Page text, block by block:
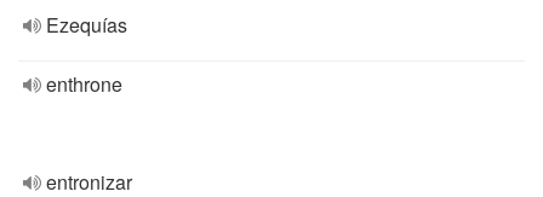
Ezequías
enthrone
entronizar